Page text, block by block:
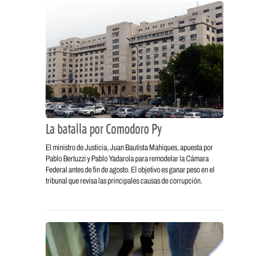
La batalla por Comodoro Py
El ministro de Justicia, Juan Bautista Mahiques, apuesta por
Pablo Bertuzzi y Pablo Yadarola para remodelar la Cámara
Federal antes de fin de agosto. El objetivo es ganar peso en el
tribunal que revisa las principales causas de corrupción.